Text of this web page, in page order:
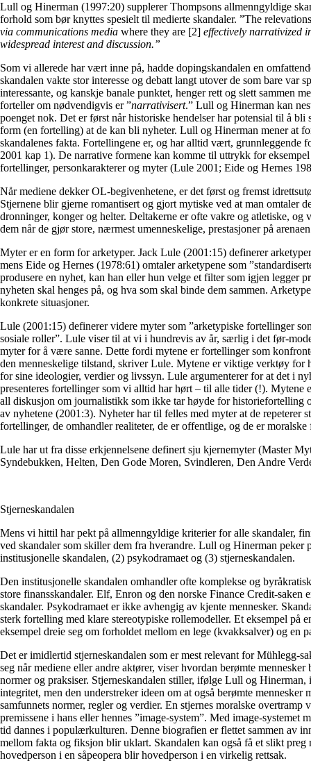
Lull og Hinerman (1997:20) supplerer Thompsons allmenngyldige
forhold som bør knyttes spesielt til medierte skandaler. ”The
via communications media where they are [2] effectively narrativized
widespread interest and discussion.”
Som vi allerede har vært inne på, hadde dopingskandalen en
skandalen vakte stor interesse og debatt langt utover de som bare var
interessante, og kanskje banale punktet, henger rett og slett sammen
forteller om nødvendigvis er ”narrativisert.” Lull og Hinerman kan
poenget nok. Det er først når historiske hendelser har potensial til å
form (en fortelling) at de kan bli nyheter. Lull og Hinerman mener at
skandalenes fakta. Fortellingene er, og har alltid vært, grunnleggende
2001 kap 1). De narrative formene kan komme til uttrykk for
fortellinger, personkarakterer og myter (Lule 2001; Eide og Hernes
Når mediene dekker OL-begivenhetene, er det først og fremst
Stjernene blir gjerne romantisert og gjort mytiske ved at man omtaler
dronninger, konger og helter. Deltakerne er ofte vakre og atletiske, og
dem når de gjør store, nærmest umenneskelige, prestasjoner på
Myter er en form for arketyper. Jack Lule (2001:15) definerer
mens Eide og Hernes (1978:61) omtaler arketypene som
produsere en nyhet, kan han eller hun velge et filter som igjen legger
nyheten skal henges på, og hva som skal binde dem sammen.
konkrete situasjoner.
Lule (2001:15) definerer videre myter som ”arketypiske fortellinger
sosiale roller”. Lule viser til at vi i hundrevis av år, særlig i det før-
myter for å være sanne. Dette fordi mytene er fortellinger som
den menneskelige tilstand, skriver Lule. Mytene er viktige verktøy for
for sine ideologier, verdier og livssyn. Lule argumenterer for at det i
presenteres fortellinger som vi alltid har hørt – til alle tider (!). Mytene
all diskusjon om journalistikk som ikke tar høyde for historiefortelling
av nyhetene (2001:3). Nyheter har til felles med myter at de repeterer
fortellinger, de omhandler realiteter, de er offentlige, og de er
Lule har ut fra disse erkjennelsene definert sju kjernemyter (Master
Syndebukken, Helten, Den Gode Moren, Svindleren, Den Andre
Stjerneskandalen
Mens vi hittil har pekt på allmenngyldige kriterier for alle skandaler,
ved skandaler som skiller dem fra hverandre. Lull og Hinerman peker
institusjonelle skandalen, (2) psykodramaet og (3) stjerneskandalen.
Den institusjonelle skandalen omhandler ofte komplekse og
store finansskandaler. Elf, Enron og den norske Finance Credit-saken
skandaler. Psykodramaet er ikke avhengig av kjente mennesker.
sterk fortelling med klare stereotypiske rollemodeller. Et eksempel på
eksempel dreie seg om forholdet mellom en lege (kvakksalver) og en
Det er imidlertid stjerneskandalen som er mest relevant for Mühlegg-
seg når mediene eller andre aktører, viser hvordan berømte
normer og praksiser. Stjerneskandalen stiller, ifølge Lull og
integritet, men den understreker ideen om at også berømte mennesker
samfunnets normer, regler og verdier. En stjernes moralske
premissene i hans eller hennes ”image-system”. Med image-systemet
tid dannes i populærkulturen. Denne biografien er flettet sammen av
mellom fakta og fiksjon blir uklart. Skandalen kan også få et slikt preg
hovedperson i en såpeopera blir hovedperson i en virkelig rettsak.